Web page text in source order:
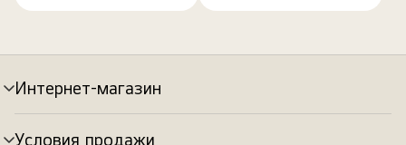
Интернет-магазин
Переключатель
меню
Условия продажи